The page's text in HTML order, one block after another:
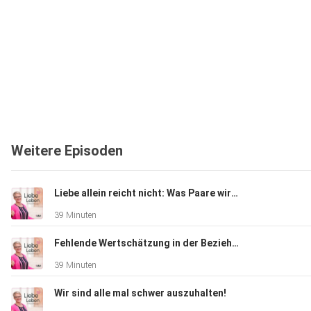
Weitere Episoden
Liebe allein reicht nicht: Was Paare wirklich brauchen
39 Minuten
Fehlende Wertschätzung in der Beziehung
39 Minuten
Wir sind alle mal schwer auszuhalten!